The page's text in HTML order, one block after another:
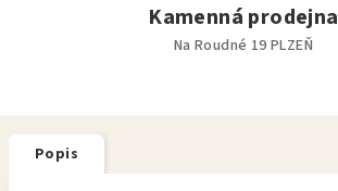
Kamenná prodejna
Na Roudné 19 PLZEŇ
Popis